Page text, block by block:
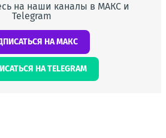
на наши каналы в МАКС и
Telegram
НА МАКС
НА TELEGRAM